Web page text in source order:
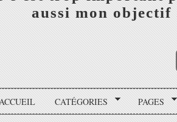
aussi mon objectif
ACCUEIL CATÉGORIES PAGES